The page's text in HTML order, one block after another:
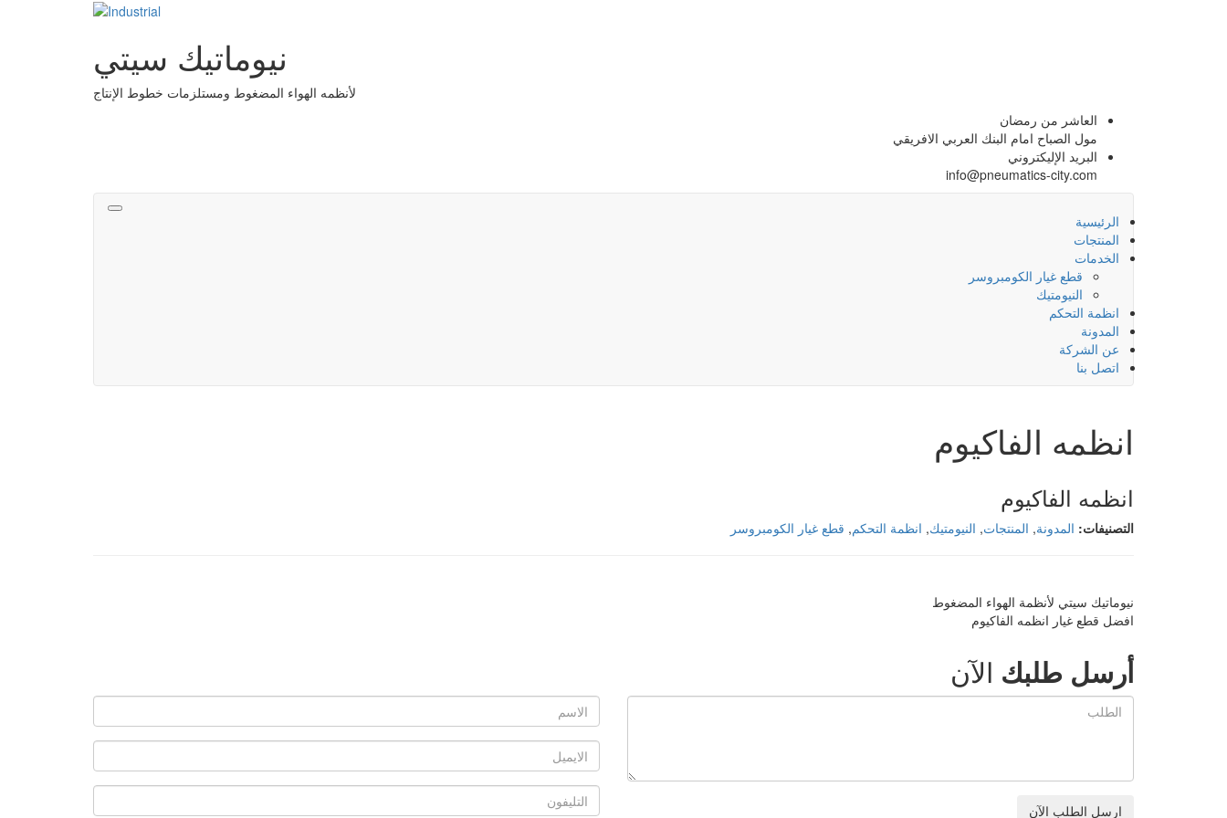
نيوماتيك سيتي
لأنظمه الهواء المضغوط ومستلزمات خطوط الإنتاج
العاشر من رمضان
مول الصباح امام البنك العربي الافريقي
البريد الإليكتروني
info@pneumatics-city.com
الرئيسية
المنتجات
الخدمات
قطع غيار الكومبروسر
النيومتيك
انظمة التحكم
المدونة
عن الشركة
اتصل بنا
انظمه الفاكيوم
انظمه الفاكيوم
التصنيفات: المدونة, المنتجات, النيومتيك, انظمة التحكم, قطع غيار الكومبروسر
نيوماتيك سيتي لأنظمة الهواء المضغوط
افضل قطع غيار انظمه الفاكيوم
أرسل طلبك الآن
Name
E-
mail
Phone
Order